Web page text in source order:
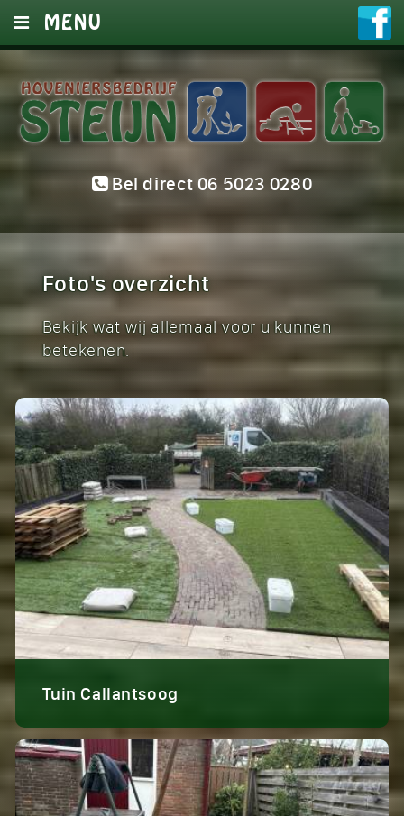
Bel direct 06 5023 0280
MENU
HOME
DIENSTEN
FOTO’S
OFFERTE
Foto's overzicht
Bekijk wat wij allemaal voor u kunnen
betekenen.
Tuin Callantsoog